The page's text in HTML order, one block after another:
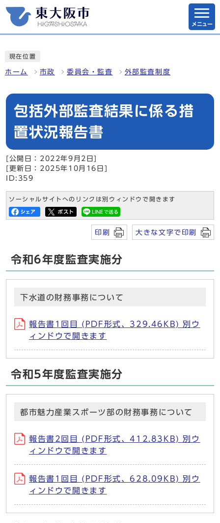
メニュー
現在位置
ホーム 市政 委員会・監査 外部監査制度
包括外部監査結果に係る措
置状況報告書
[公開日：2022年9月2日]
[更新日：2025年10月16日]
ID:359
ソーシャルサイトへのリンクは別ウィンドウで開きます
印刷 大きな文字で印刷
令和6年度監査実施分
下水道の財務事務について
報告書1回目 (PDF形式、329.46KB) 別ウ
ィンドウで開きます
令和5年度監査実施分
都市魅力産業スポーツ部の財務事務について
報告書2回目 (PDF形式、412.83KB) 別ウ
ィンドウで開きます
報告書1回目 (PDF形式、628.09KB) 別ウ
ィンドウで開きます